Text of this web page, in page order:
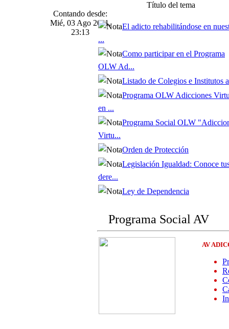
Contando desde:
Mié, 03 Ago 2011,
23:13
Título del tema
El adicto rehabilitándose en
...
Como participar en el Programa
OLW Ad...
Listado de Colegios e Institutos
Programa OLW Adicciones
en ...
Programa Social OLW
Virtu...
Orden de Protección
Legislación Igualdad: Conoce
dere...
Ley de Dependencia
Programa Social AV
AV